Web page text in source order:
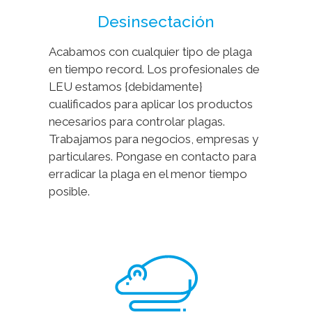
Desinsectación
Acabamos con cualquier tipo de plaga
en tiempo record. Los profesionales de
LEU estamos {debidamente}
cualificados para aplicar los productos
necesarios para controlar plagas.
Trabajamos para negocios, empresas y
particulares. Pongase en contacto para
erradicar la plaga en el menor tiempo
posible.